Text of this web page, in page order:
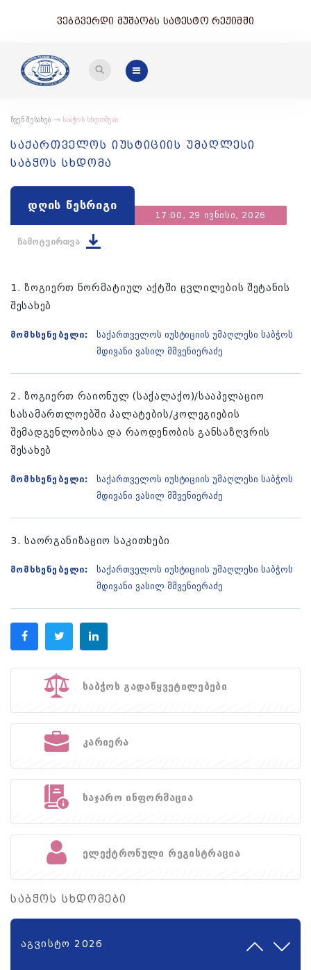
ვებგვერდი მუშაობს სატესტო რეჟიმში
ჩვენ შესახებ საბჭოს სხდომები
საქართველოს იუსტიციის უმაღლესი
საბჭოს სხდომა
დღის წესრიგი
17:00, 29 ივნისი, 2026
ჩამოტვირთვა
1. ზოგიერთ ნორმატიულ აქტში ცვლილების შეტანის
შესახებ
მომხსენებელი:
საქართველოს იუსტიციის უმაღლესი საბჭოს
მდივანი ვასილ მშვენიერაძე
2. ზოგიერთ რაიონულ (საქალაქო)/სააპელაციო
სასამართლოებში პალატების/კოლეგიების
შემადგენლობისა და რაოდენობის განსაზღვრის
შესახებ
მომხსენებელი:
საქართველოს იუსტიციის უმაღლესი საბჭოს
მდივანი ვასილ მშვენიერაძე
3. საორგანიზაციო საკითხები
მომხსენებელი:
საქართველოს იუსტიციის უმაღლესი საბჭოს
მდივანი ვასილ მშვენიერაძე
საბჭოს გადაწყვეტილებები
კარიერა
საჯარო ინფორმაცია
ელექტრონული რეგისტრაცია
საბჭოს სხდომები
აგვისტო 2026